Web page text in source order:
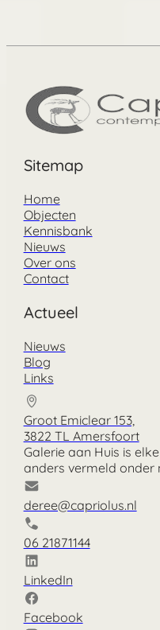
Sitemap
Home
Objecten
Kennisbank
Nieuws
Over ons
Contact
Actueel
Nieuws
Blog
Links
Groot Emiclear 153,
3822 TL Amersfoort
Galerie aan Huis is elke
anders vermeld onder
deree@capriolus.nl
06 21871144
LinkedIn
Facebook